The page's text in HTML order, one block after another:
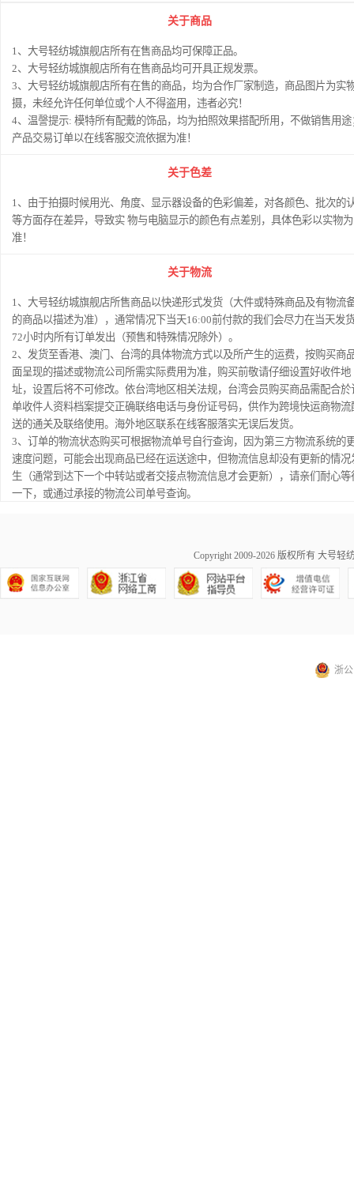
关于商品
1、大号轻纺城旗舰店所有在售商品均可保障正品。
2、大号轻纺城旗舰店所有在售商品均可开具正规发票。
3、大号轻纺城旗舰店所有在售的商品，均为合作厂家制造，商品图片为实
摄，未经允许任何单位或个人不得盗用，违者必究！
4、温謦提示: 模特所有配戴的饰品，均为拍照效果搭配所用，不做销售用途
产品交易订单以在线客服交流依据为准！
关于色差
1、由于拍摄时候用光、角度、显示器设备的色彩偏差，对各颜色、批次的
等方面存在差异，导致实 物与电脑显示的颜色有点差别，具体色彩以实物为
准！
关于物流
1、大号轻纺城旗舰店所售商品以快递形式发货（大件或特殊商品及有物流
的商品以描述为准），通常情况下当天16:00前付款的我们会尽力在当天发
72小时内所有订单发出（预售和特殊情况除外）。
2、发货至香港、澳门、台湾的具体物流方式以及所产生的运费，按购买商
面呈现的描述或物流公司所需实际费用为准，购买前敬请仔细设置好收件地
址，设置后将不可修改。依台湾地区相关法规，台湾会员购买商品需配合於
单收件人资料档案提交正确联络电话与身份证号码，供作为跨境快运商物流
送的通关及联络使用。海外地区联系在线客服落实无误后发货。
3、订单的物流状态购买可根据物流单号自行查询，因为第三方物流系统的
速度问题，可能会出现商品已经在运送途中，但物流信息却没有更新的情况
生（通常到达下一个中转站或者交接点物流信息才会更新），请亲们耐心等
一下，或通过承接的物流公司单号查询。
Copyright 2009-2026 版权所有 大号轻
浙公